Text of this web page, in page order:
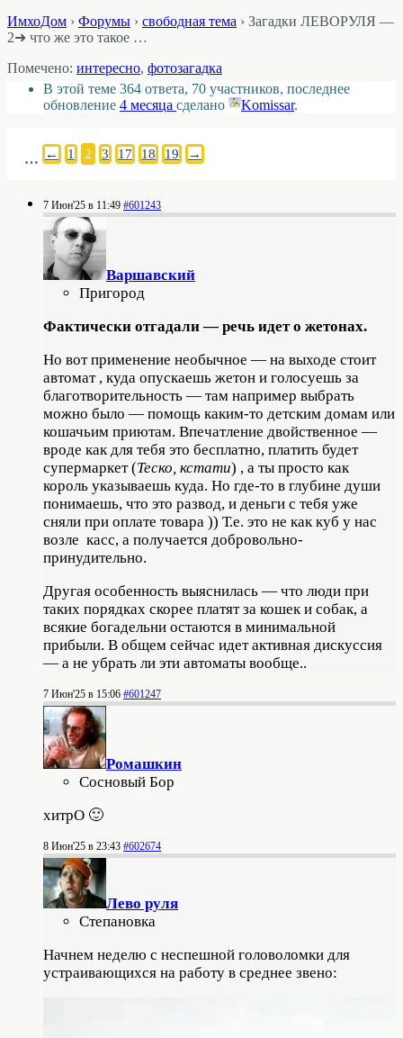
ИмхоДом › Форумы › свободная тема › Загадки ЛЕВОРУЛЯ —
2➜ что же это такое …
Помечено: интересно, фотозагадка
В этой теме 364 ответа, 70 участников, последнее
обновление 4 месяца сделано Komissar.
← 1 2 3
… 17 18 19 →
7 Июн'25 в 11:49 #601243
Варшавский
Пригород
Фактически отгадали — речь идет о жетонах.
Но вот применение необычное — на выходе стоит
автомат , куда опускаешь жетон и голосуешь за
благотворительность — там например выбрать
можно было — помощь каким-то детским домам или
кошачьим приютам. Впечатление двойственное —
вроде как для тебя это бесплатно, платить будет
супермаркет (Теско, кстати) , а ты просто как
король указываешь куда. Но где-то в глубине души
понимаешь, что это развод, и деньги с тебя уже
сняли при оплате товара )) Т.е. это не как куб у нас
возле касс, а получается добровольно-
принудительно.
Другая особенность выяснилась — что люди при
таких порядках скорее платят за кошек и собак, а
всякие богадельни остаются в минимальной
прибыли. В общем сейчас идет активная дискуссия
— а не убрать ли эти автоматы вообще..
7 Июн'25 в 15:06 #601247
Ромашкин
Сосновый Бор
хитрО 🙂
8 Июн'25 в 23:43 #602674
Лево руля
Степановка
Начнем неделю с неспешной головоломки для
устраивающихся на работу в среднее звено: